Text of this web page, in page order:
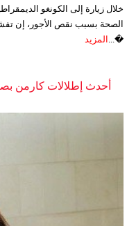
خلال زيارة إلى الكونغو
الصحة بسبب نقص الأجور، إن
�... المزيد
أحدث إطلالات كارمن